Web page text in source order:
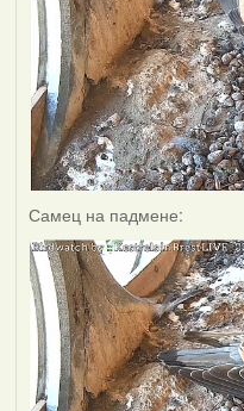
Самец на падмене: